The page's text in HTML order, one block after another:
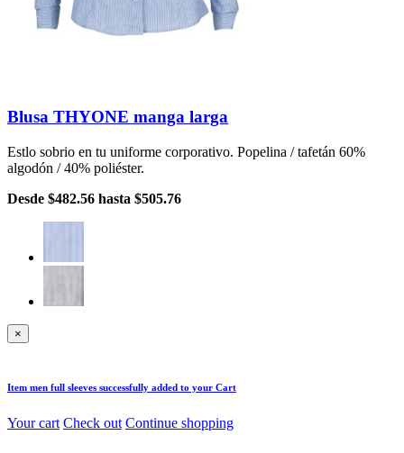
Blusa THYONE manga larga
Estlo sobrio en tu uniforme corporativo. Popelina / tafetán 60%
algodón / 40% poliéster.
Desde $482.56 hasta $505.76
×
Item men full sleeves successfully added to your Cart
Your cart Check out Continue shopping